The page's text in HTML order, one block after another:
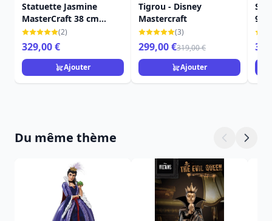
Statuette Jasmine
MasterCraft 38 cm
Édition Limitée - Disney
Aladdin
(2)
329,00 €
Ajouter
Tigrou - Disney
Mastercraft
(3)
299,00 €319,00 €
Ajouter
999
Du même thème